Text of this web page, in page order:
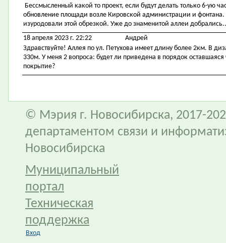
Бессмысленный какой то проект, если будут делать только 6-ую
обновление площади возле Кировской администрации и фонтана.
изуродовали этой обрезкой. Уже до знаменитой аллеи
18 апреля 2023 г. 22:22
Андрей
Здравствуйте! Аллея по ул. Петухова имеет длину более 2км. В
330м. У меня 2 вопроса: будет ли приведена в порядок оставшаяся
покрытие?
© Мэрия г. Новосибирска, 2017-
департаментом связи и
Новосибирска
Муниципальный
портал
Техническая
поддержка
Вход